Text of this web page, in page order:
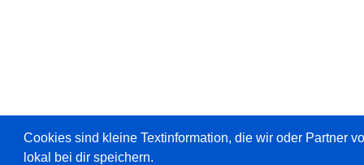
Cookies sind kleine Textinformation, die wir oder Partner
lokal bei dir speichern.